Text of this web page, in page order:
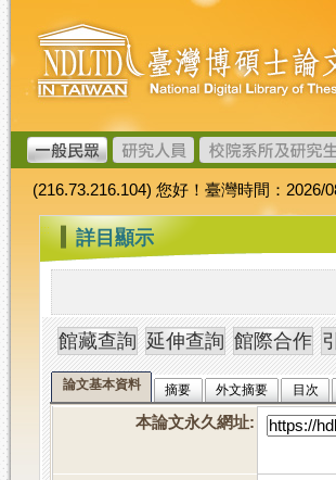
跳
到
主
要
內
容
臺
灣
博
碩
士
論
文
加
值
系
統
(216.73.216.104) 您好！臺灣時間：2026/
::: 詳目顯示
論文基本資料 摘要 外文摘要 目次
本論文永久網址: